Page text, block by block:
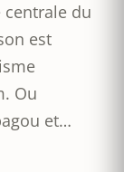
centrale du
est
Ou
et